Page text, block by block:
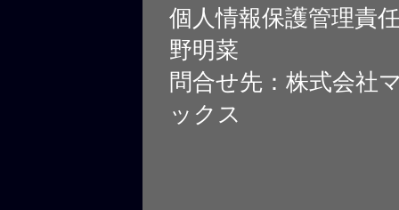
個人情報保護管理責
野明菜
問合せ先：株式会社
ックス